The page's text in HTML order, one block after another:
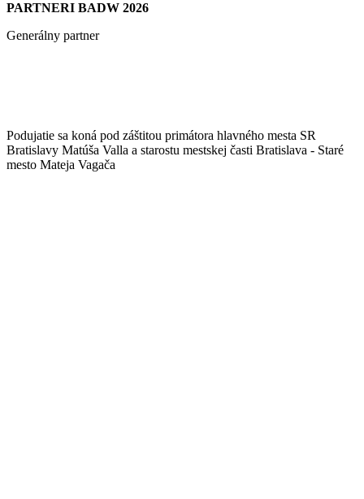
PARTNERI BADW 2026
Generálny partner
Podujatie sa koná pod záštitou primátora hlavného mesta SR
Bratislavy Matúša Valla a starostu mestskej časti Bratislava - Staré
mesto Mateja Vagača